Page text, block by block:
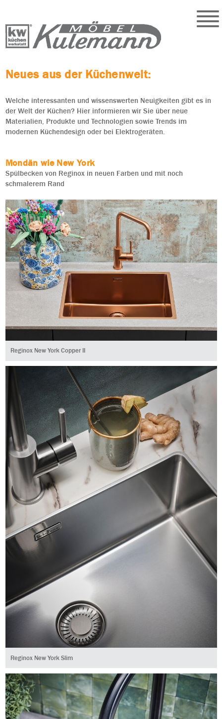
Neues aus der Küchenwelt:
Welche interessanten und wissenswerten Neuigkeiten gibt es in
der Welt der Küchen? Hier informieren wir Sie über neue
Materialien, Produkte und Technologien sowie Trends im
modernen Küchendesign oder bei Elektrogeräten.
Mondän wie New York
Spülbecken von Reginox in neuen Farben und mit noch
schmalerem Rand
Reginox New York Copper II
Reginox New York Slim